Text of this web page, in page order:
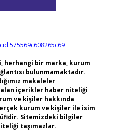
herhangi bir marka, kurum
bulunmamaktadır.
makaleler
alan içerikler haber niteliği
ve kişiler hakkında
kurum ve kişiler ile isim
Sitemizdeki bilgiler
taşımazlar.